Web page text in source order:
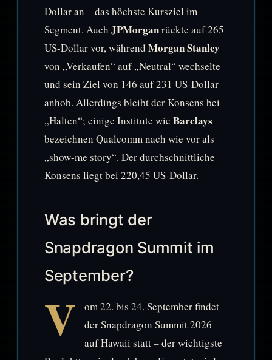
Dollar an – das höchste Kursziel im
Segment. Auch JPMorganrückte auf 265
US-Dollar vor, während Morgan Stanley
von „Verkaufen“ auf „Neutral“ wechselte
und sein Ziel von 146 auf 231 US-Dollar
anhob. Allerdings bleibt der Konsens bei
„Halten“; einige Institute wie Barclays
bezeichnen Qualcomm nach wie vor als
„show-me story“. Der durchschnittliche
Konsens liegt bei 220,45 US-Dollar.
Was bringt der
Snapdragon Summit im
September?
V
om 22. bis 24. September findet
der Snapdragon Summit 2026
auf Hawaii statt – der wichtigste